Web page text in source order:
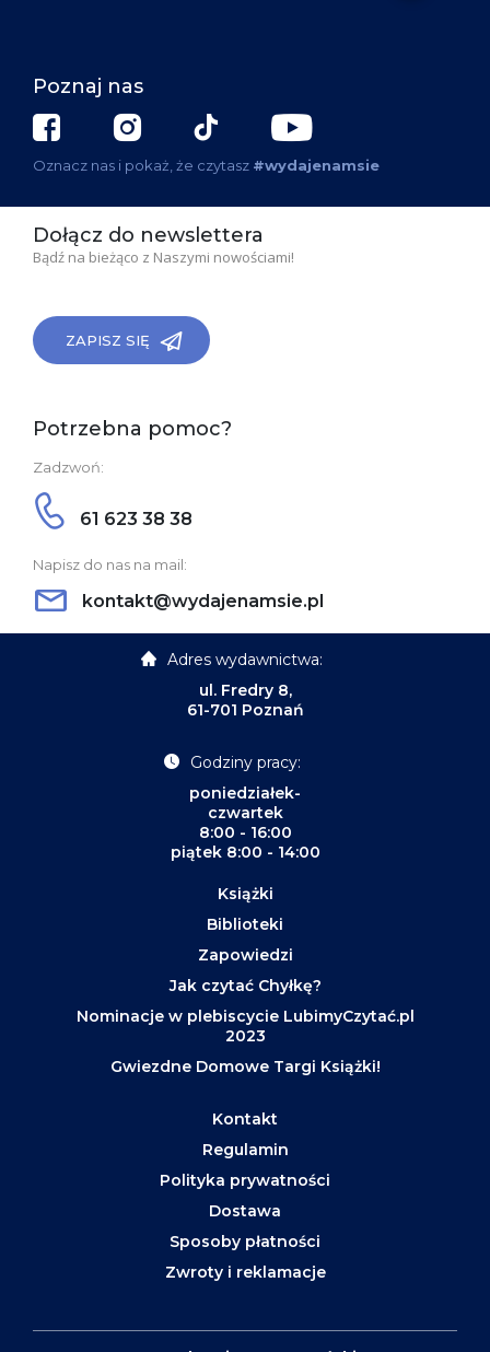
Poznaj nas
Oznacz nas i pokaż, że czytasz #wydajenamsie
Dołącz do newslettera
Bądź na bieżąco z Naszymi nowościami!
ZAPISZ SIĘ
Potrzebna pomoc?
Zadzwoń:
61 623 38 38
Napisz do nas na mail:
kontakt@wydajenamsie.pl
Adres wydawnictwa:
ul. Fredry 8,
61-701 Poznań
Godziny pracy:
poniedziałek-
czwartek
8:00 - 16:00
piątek 8:00 - 14:00
Książki
Biblioteki
Zapowiedzi
Jak czytać Chyłkę?
Nominacje w plebiscycie LubimyCzytać.pl
2023
Gwiezdne Domowe Targi Książki!
Kontakt
Regulamin
Polityka prywatności
Dostawa
Sposoby płatności
Zwroty i reklamacje